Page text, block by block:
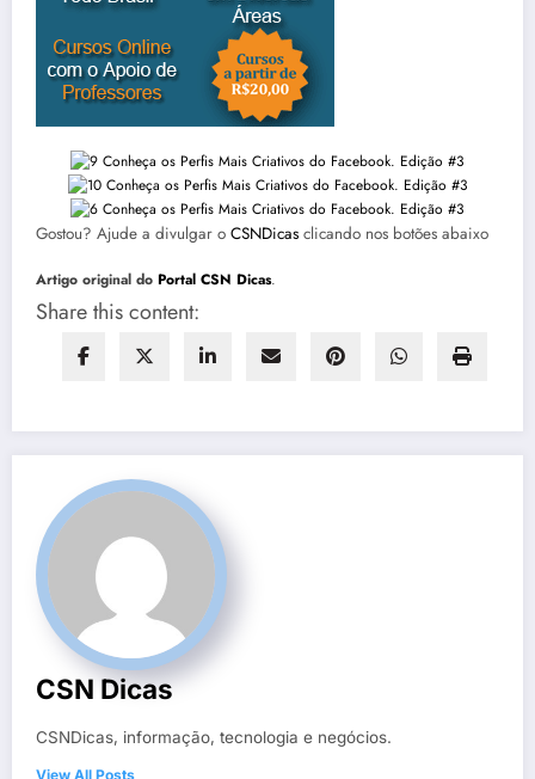
Gostou? Ajude a divulgar o CSNDicas clicando nos botões abaixo
Artigo original do Portal CSN Dicas.
Share this content:
CSN Dicas
CSNDicas, informação, tecnologia e negócios.
View All Posts